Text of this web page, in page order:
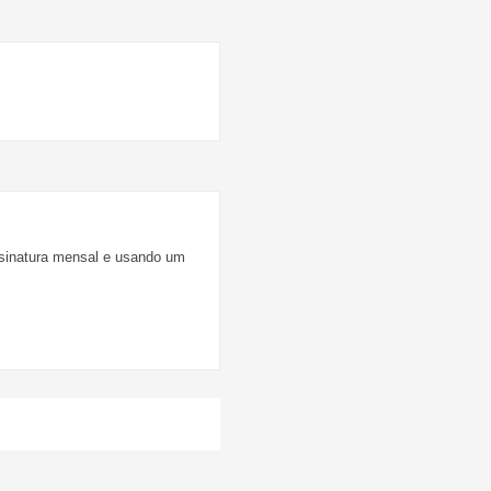
mensal e usando um